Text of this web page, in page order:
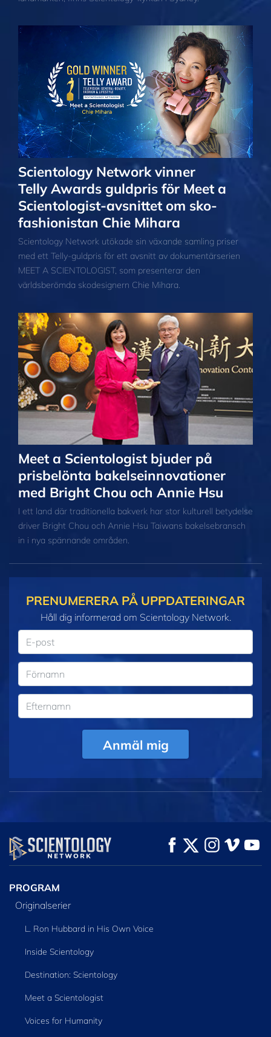
Scientology Network vinner
Telly Awards guldpris för Meet a
Scientologist-avsnittet om sko-
fashionistan Chie Mihara
Scientology Network utökade sin växande samling priser
med ett Telly-guldpris för ett avsnitt av dokumentärserien
MEET A SCIENTOLOGIST, som presenterar den
världsberömda skodesignern Chie Mihara.
Meet a Scientologist bjuder på
prisbelönta bakelseinnovationer
med Bright Chou och Annie Hsu
I ett land där traditionella bakverk har stor kulturell betydelse
driver Bright Chou och Annie Hsu Taiwans bakelsebransch
in i nya spännande områden.
PRENUMERERA PÅ UPPDATERINGAR
Håll dig informerad om Scientology Network.
Anmäl mig
PROGRAM
Originalserier
L. Ron Hubbard in His Own Voice
Inside Scientology
Destination: Scientology
Meet a Scientologist
Voices for Humanity